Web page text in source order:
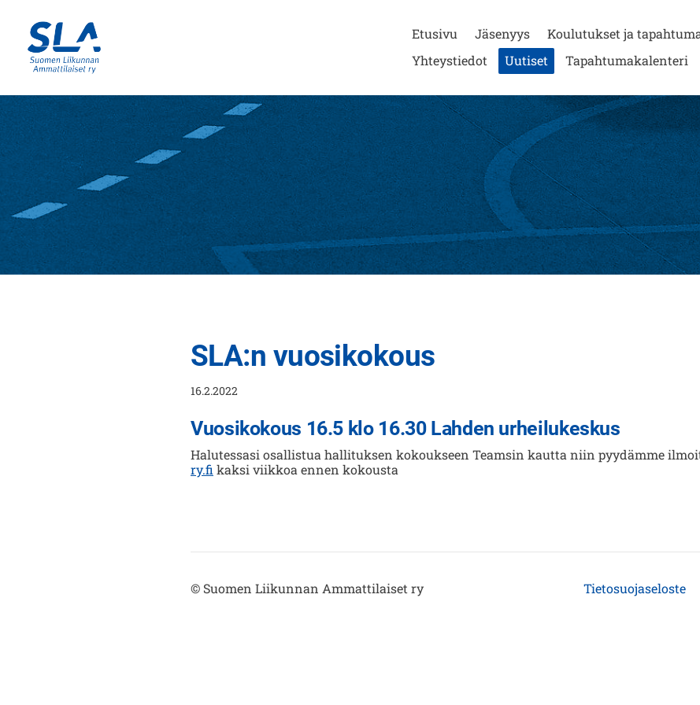
sivun
sisältöön
Sivuston etusivulle
Etusivu Jäsenyys Koulutukset ja
Yhteystiedot
Uutiset Tapahtumakalenteri
SLA:n vuosikokous
16.2.2022
Vuosikokous 16.5 klo 16.30 Lahden urheilukeskus
Halutessasi osallistua hallituksen kokoukseen Teamsin kautta niin pyydämme
ry.fikaksi viikkoa ennen kokousta
© Suomen Liikunnan Ammattilaiset ry
Tietosuojaseloste